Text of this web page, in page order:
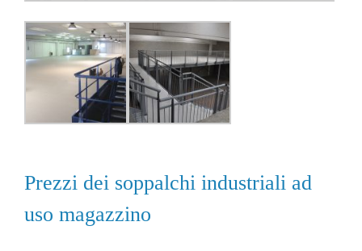
Prezzi dei soppalchi industriali ad
uso magazzino